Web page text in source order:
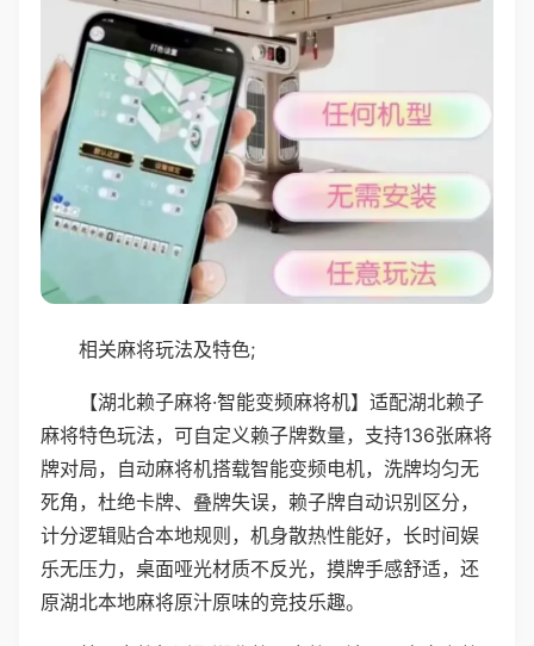
相关麻将玩法及特色;
【湖北赖子麻将·智能变频麻将机】适配湖北赖子
麻将特色玩法，可自定义赖子牌数量，支持136张麻将
牌对局，自动麻将机搭载智能变频电机，洗牌均匀无
死角，杜绝卡牌、叠牌失误，赖子牌自动识别区分，
计分逻辑贴合本地规则，机身散热性能好，长时间娱
乐无压力，桌面哑光材质不反光，摸牌手感舒适，还
原湖北本地麻将原汁原味的竞技乐趣。